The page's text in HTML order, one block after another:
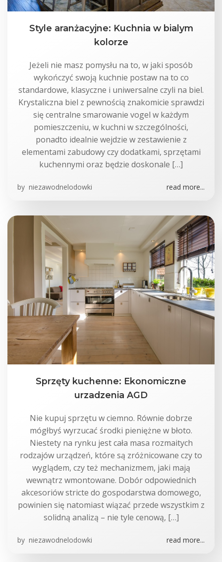
Style aranżacyjne: Kuchnia w bialym
kolorze
Jeżeli nie masz pomysłu na to, w jaki sposób
wykończyć swoją kuchnie postaw na to co
standardowe, klasyczne i uniwersalne czyli na biel.
Krystaliczna biel z pewnością znakomicie sprawdzi
się centralne smarowanie vogel w każdym
pomieszczeniu, w kuchni w szczególności,
ponadto idealnie wejdzie w zestawienie z
elementami zabudowy czy dodatkami, sprzętami
kuchennymi oraz będzie doskonale […]
by niezawodnelodowki read more...
Sprzęty kuchenne: Ekonomiczne
urzadzenia AGD
Nie kupuj sprzętu w ciemno. Równie dobrze
mógłbyś wyrzucać środki pieniężne w błoto.
Niestety na rynku jest cała masa rozmaitych
rodzajów urządzeń, które są zróżnicowane czy to
wyglądem, czy też mechanizmem, jaki mają
wewnątrz wmontowane. Dobór odpowiednich
akcesoriów stricte do gospodarstwa domowego,
powinien się natomiast wiązać przede wszystkim z
solidną analizą – nie tyle cenową, […]
by niezawodnelodowki read more...